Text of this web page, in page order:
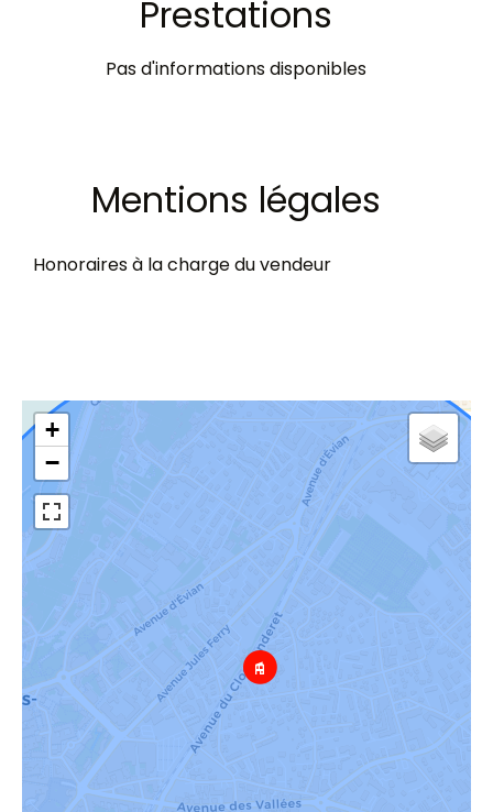
Prestations
Pas d'informations disponibles
Mentions légales
Honoraires à la charge du vendeur
+
−